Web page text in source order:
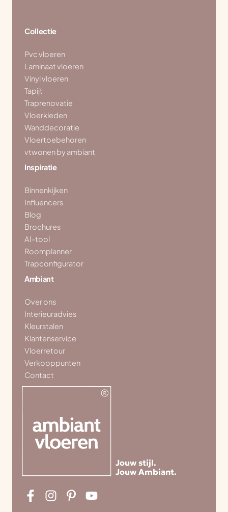
Collectie
Pvc vloeren
Laminaat vloeren
Vinyl vloeren
Tapijt
Traprenovatie
Vloerkleden
Wanddecoratie
Vloertoebehoren
vtwonen by ambiant
Inspiratie
Binnenkijken
Influencers
Blog
Brochures
AI-tool
Roomplanner
Trapconfigurator
Ambiant
Over ons
Interieuradvies
Kleurstalen
Klantenservice
Vloerretour
Verkooppunten
Contact
Jouw stijl.
Jouw Ambiant.